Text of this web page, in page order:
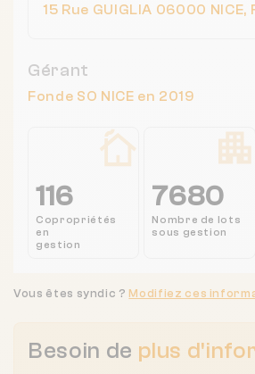
15 Rue GUIGLIA 06000 NICE,
Gérant
Fonde SO NICE en 2019
116
Copropriétés
en
gestion
7680
Nombre de lots
sous gestion
Besoin de plus
Vous êtes syndic ? Modifiez ces